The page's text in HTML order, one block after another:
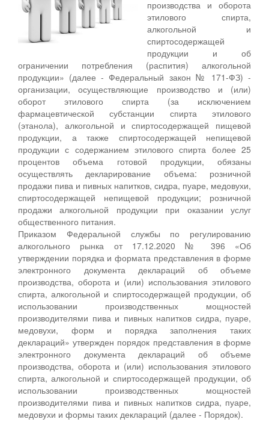
производства и оборота
этилового спирта,
алкогольной и
спиртосодержащей
продукции и об
ограничении потребления (распития) алкогольной
продукции» (далее - Федеральный закон № 171-ФЗ) -
организации, осуществляющие производство и (или)
оборот этилового спирта (за исключением
фармацевтической субстанции спирта этилового
(этанола), алкогольной и спиртосодержащей пищевой
продукции, а также спиртосодержащей непищевой
продукции с содержанием этилового спирта более 25
процентов объема готовой продукции, обязаны
осуществлять декларирование объема: розничной
продажи пива и пивных напитков, сидра, пуаре, медовухи,
спиртосодержащей непищевой продукции; розничной
продажи алкогольной продукции при оказании услуг
общественного питания.
Приказом Федеральной службы по регулированию
алкогольного рынка от 17.12.2020 № 396 «Об
утверждении порядка и формата представления в форме
электронного документа деклараций об объеме
производства, оборота и (или) использования этилового
спирта, алкогольной и спиртосодержащей продукции, об
использовании производственных мощностей
производителями пива и пивных напитков сидра, пуаре,
медовухи, форм и порядка заполнения таких
деклараций» утвержден порядок представления в форме
электронного документа деклараций об объеме
производства, оборота и (или) использования этилового
спирта, алкогольной и спиртосодержащей продукции, об
использовании производственных мощностей
производителями пива и пивных напитков сидра, пуаре,
медовухи и формы таких деклараций (далее - Порядок).